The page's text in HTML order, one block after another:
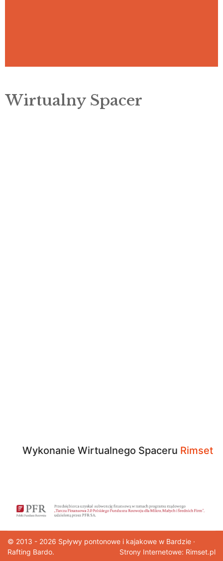
Wirtualny Spacer
Wykonanie Wirtualnego Spaceru Rimset
© 2013 - 2026 Spływy pontonowe i kajakowe w Bardzie ·
Rafting Bardo.
Strony Internetowe: Rimset.pl